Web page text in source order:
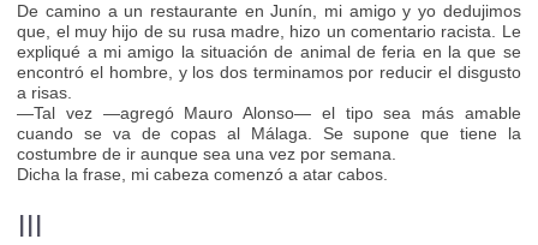
De camino a un restaurante en Junín, mi amigo y yo dedujimos
que, el muy hijo de su rusa madre, hizo un comentario racista. Le
expliqué a mi amigo la situación de animal de feria en la que se
encontró el hombre, y los dos terminamos por reducir el disgusto
a risas.
—Tal vez —agregó Mauro Alonso— el tipo sea más amable
cuando se va de copas al Málaga. Se supone que tiene la
costumbre de ir aunque sea una vez por semana.
Dicha la frase, mi cabeza comenzó a atar cabos.
III